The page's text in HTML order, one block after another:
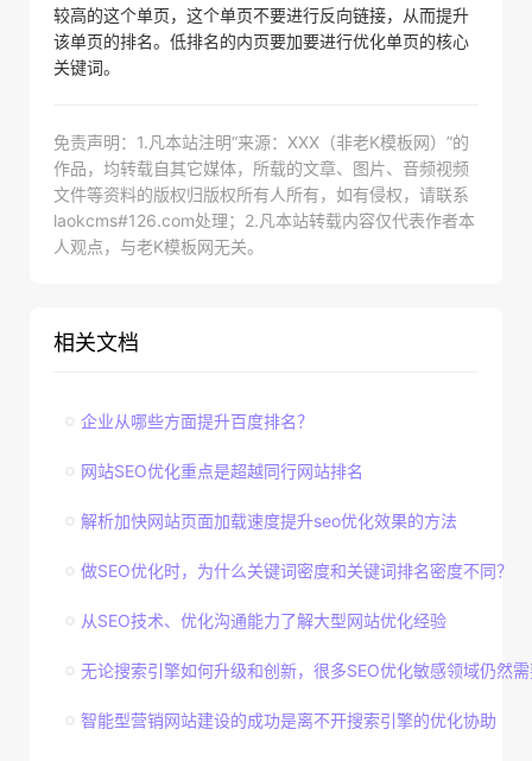
较高的这个单页，这个单页不要进行反向链接，从而提升
该单页的排名。低排名的内页要加要进行优化单页的核心
关键词。
免责声明：1.凡本站注明“来源：XXX（非老K模板网）”的
作品，均转载自其它媒体，所载的文章、图片、音频视频
文件等资料的版权归版权所有人所有，如有侵权，请联系
laokcms#126.com处理；2.凡本站转载内容仅代表作者本
人观点，与老K模板网无关。
相关文档
企业从哪些方面提升百度排名？
网站SEO优化重点是超越同行网站排名
解析加快网站页面加载速度提升seo优化效果的方法
做SEO优化时，为什么关键词密度和关键词排名密度不同？
从SEO技术、优化沟通能力了解大型网站优化经验
无论搜索引擎如何升级和创新，很多SEO优化敏感领域仍然
智能型营销网站建设的成功是离不开搜索引擎的优化协助